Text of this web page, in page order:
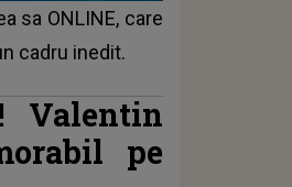
sa ONLINE, care
cadru inedit.
Valentin
pe